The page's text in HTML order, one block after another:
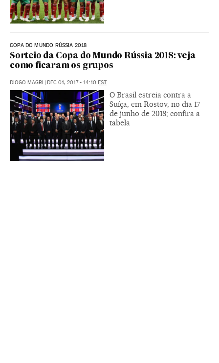
COPA DO MUNDO RÚSSIA 2018
Sorteio da Copa do Mundo Rússia 2018: veja
como ficaram os grupos
DIOGO MAGRI | DEC 01, 2017 - 14:10 EST
O Brasil estreia contra a
Suíça, em Rostov, no dia 17
de junho de 2018; confira a
tabela